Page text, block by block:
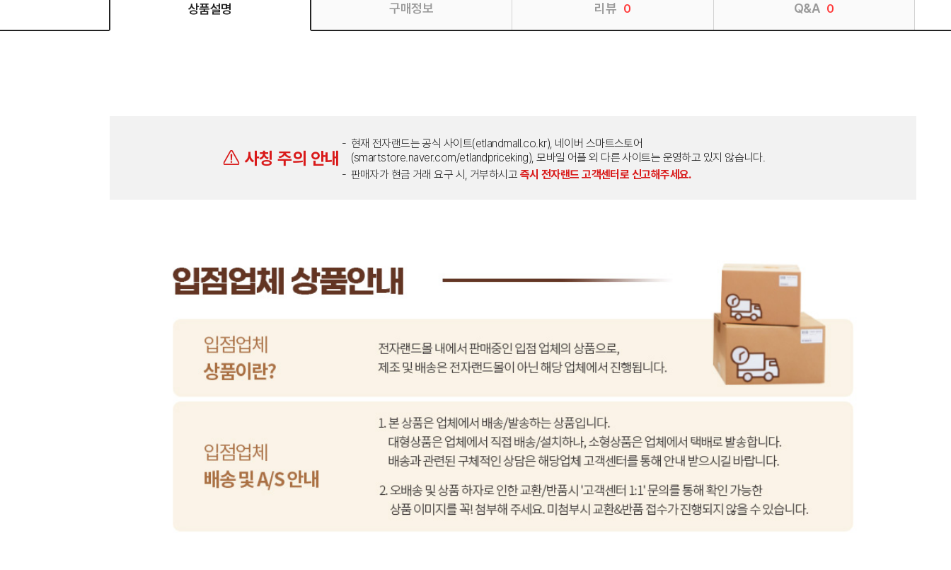
상품설명 구매정보 리뷰 0 Q&A 0
사칭 주의 안내
현재 전자랜드는 공식 사이트(etlandmall.co.kr), 네이버 스마트스토어
(smartstore.naver.com/etlandpriceking), 모바일 어플 외 다른 사이트는 운영하고 있지 않습니다.
판매자가 현금 거래 요구 시, 거부하시고 즉시 전자랜드 고객센터로 신고해주세요.